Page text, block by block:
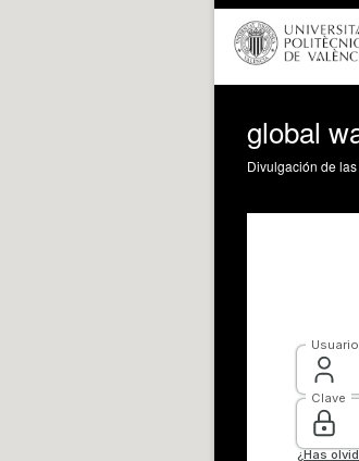
global
Divulgación de